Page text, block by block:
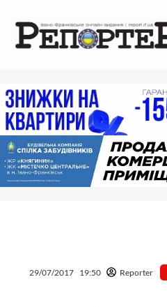
вмісту
29/07/2017 19:50 Reporter